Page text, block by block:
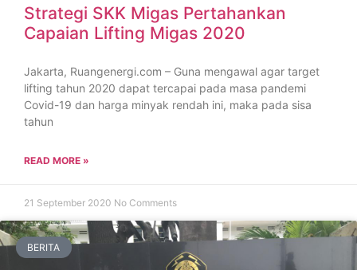
Strategi SKK Migas Pertahankan
Capaian Lifting Migas 2020
Jakarta, Ruangenergi.com – Guna mengawal agar target
lifting tahun 2020 dapat tercapai pada masa pandemi
Covid-19 dan harga minyak rendah ini, maka pada sisa
tahun
READ MORE »
21 September 2020 No Comments
BERITA